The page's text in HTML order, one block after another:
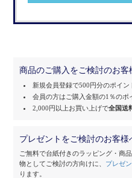
商品のご購入をご検討のお客
新規会員登録で500円分のポイ
会員の方はご購入金額の1％のポ
2,000円以上お買い上げで全国送
プレゼントをご検討のお客様
ご無料で台紙付きのラッピング・商
物としてご検討の方向けに、 プレゼ
ります。